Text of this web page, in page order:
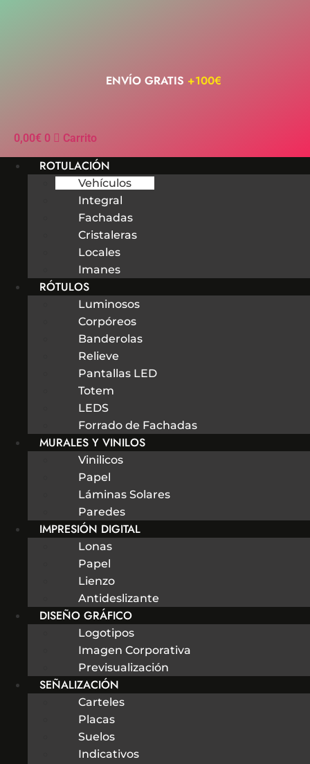
ENVÍO GRATIS +100€
0,00€ 0 Carrito
ROTULACIÓN
Vehículos
Integral
Fachadas
Cristaleras
Locales
Imanes
RÓTULOS
Luminosos
Corpóreos
Banderolas
Relieve
Pantallas LED
Totem
LEDS
Forrado de Fachadas
MURALES Y VINILOS
Vinilicos
Papel
Láminas Solares
Paredes
IMPRESIÓN DIGITAL
Lonas
Papel
Lienzo
Antideslizante
DISEÑO GRÁFICO
Logotipos
Imagen Corporativa
Previsualización
SEÑALIZACIÓN
Carteles
Placas
Suelos
Indicativos